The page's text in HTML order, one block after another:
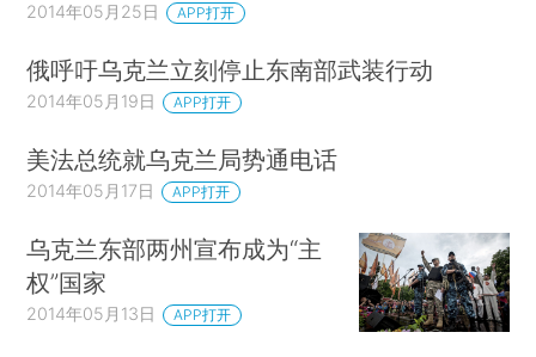
2014年05月25日 APP打开
俄呼吁乌克兰立刻停止东南部武装行动
2014年05月19日 APP打开
美法总统就乌克兰局势通电话
2014年05月17日 APP打开
乌克兰东部两州宣布成为“主
权”国家
2014年05月13日 APP打开